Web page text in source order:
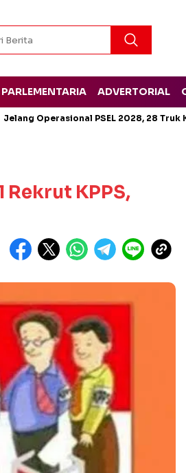
PARLEMENTARIA ADVERTORIAL
Jelang Operasional PSEL 2028, 28
Rekrut KPPS,